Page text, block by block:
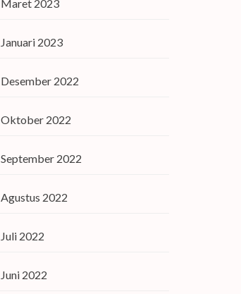
Maret 2023
Januari 2023
Desember 2022
Oktober 2022
September 2022
Agustus 2022
Juli 2022
Juni 2022